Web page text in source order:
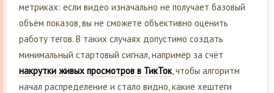
метриках: если видео изначально не получает базовый
объём показов, вы не сможете объективно оценить
работу тегов. В таких случаях допустимо создать
минимальный стартовый сигнал, например за счёт
накрутки живых просмотров в ТикТок, чтобы алгоритм
начал распределение и стало видно, какие хештеги